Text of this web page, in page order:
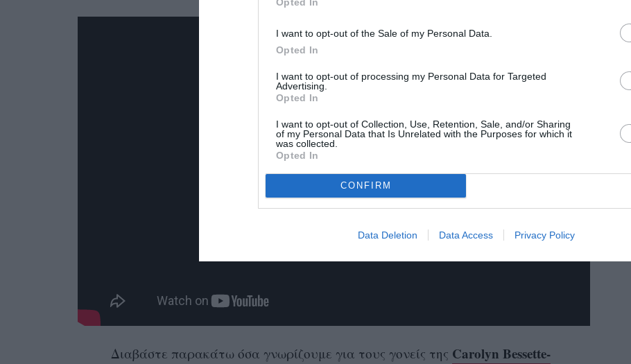
I want to opt-out of the Sale of my Personal Data.
Opted In
I want to opt-out of processing my Personal Data for Targeted
Advertising.
Opted In
I want to opt-out of Collection, Use, Retention, Sale, and/or Sharing
of my Personal Data that Is Unrelated with the Purposes for which it
was collected.
Opted In
CONFIRM
Data Deletion Data Access Privacy Policy
Διαβάστε παρακάτω όσα γνωρίζουμε για τους γονείς της Carolyn Bessette-